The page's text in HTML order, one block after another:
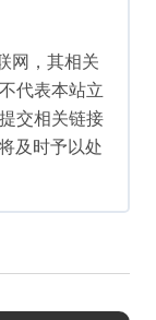
网，其相关
代表本站立
交相关链接
及时予以处